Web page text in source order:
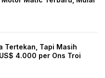
Tertekan, Tapi Masih
4.000 per Ons Troi